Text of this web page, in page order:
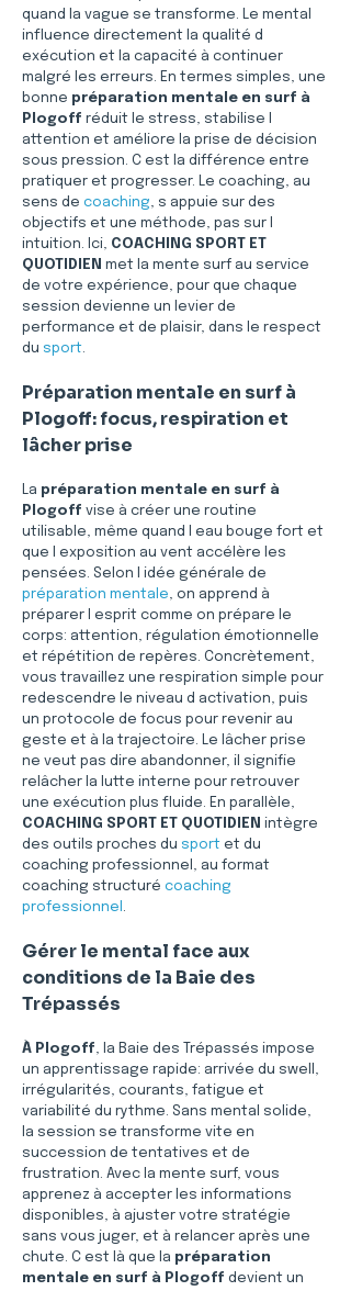
quand la vague se transforme. Le mental
influence directement la qualité d
exécution et la capacité à continuer
malgré les erreurs. En termes simples, une
bonne préparation mentale en surf à
Plogoff réduit le stress, stabilise l
attention et améliore la prise de décision
sous pression. C est la différence entre
pratiquer et progresser. Le coaching, au
sens de coaching, s appuie sur des
objectifs et une méthode, pas sur l
intuition. Ici, COACHING SPORT ET
QUOTIDIEN met la mente surf au service
de votre expérience, pour que chaque
session devienne un levier de
performance et de plaisir, dans le respect
du sport.
Préparation mentale en surf à
Plogoff: focus, respiration et
lâcher prise
La préparation mentale en surf à
Plogoff vise à créer une routine
utilisable, même quand l eau bouge fort et
que l exposition au vent accélère les
pensées. Selon l idée générale de
préparation mentale, on apprend à
préparer l esprit comme on prépare le
corps: attention, régulation émotionnelle
et répétition de repères. Concrètement,
vous travaillez une respiration simple pour
redescendre le niveau d activation, puis
un protocole de focus pour revenir au
geste et à la trajectoire. Le lâcher prise
ne veut pas dire abandonner, il signifie
relâcher la lutte interne pour retrouver
une exécution plus fluide. En parallèle,
COACHING SPORT ET QUOTIDIEN intègre
des outils proches du sport et du
coaching professionnel, au format
coaching structuré coaching
professionnel .
Gérer le mental face aux
conditions de la Baie des
Trépassés
À Plogoff, la Baie des Trépassés impose
un apprentissage rapide: arrivée du swell,
irrégularités, courants, fatigue et
variabilité du rythme. Sans mental solide,
la session se transforme vite en
succession de tentatives et de
frustration. Avec la mente surf, vous
apprenez à accepter les informations
disponibles, à ajuster votre stratégie
sans vous juger, et à relancer après une
chute. C est là que la préparation
mentale en surf à Plogoff devient un